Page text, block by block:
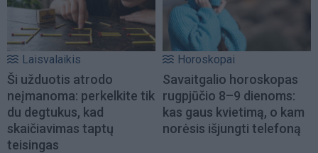
Laisvalaikis
Ši užduotis atrodo
neįmanoma: perkelkite tik
du degtukus, kad
skaičiavimas taptų
teisingas
Horoskopai
Savaitgalio horoskopas
rugpjūčio 8–9 dienoms:
kas gaus kvietimą, o kam
norėsis išjungti telefoną